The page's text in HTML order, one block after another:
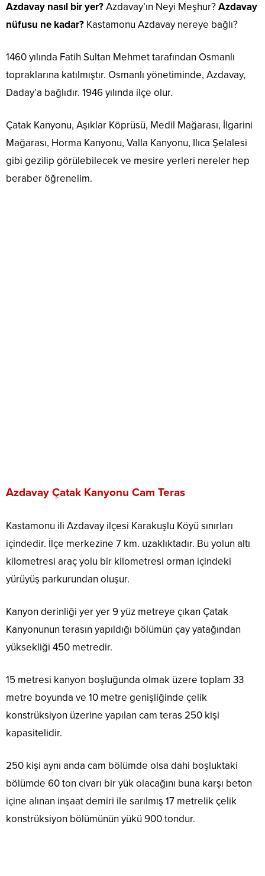
Azdavay nasıl bir yer?Azdavay’ın Neyi Meşhur?Azdavay
nüfusu ne kadar? Kastamonu Azdavay nereye bağlı?
1460 yılında Fatih Sultan Mehmet tarafından Osmanlı
topraklarına katılmıştır. Osmanlı yönetiminde, Azdavay,
Daday’a bağlıdır. 1946 yılında ilçe olur.
Çatak Kanyonu, Aşıklar Köprüsü, Medil Mağarası, İlgarini
Mağarası, Horma Kanyonu, Valla Kanyonu, Ilıca Şelalesi
gibi gezilip görülebilecek ve mesire yerleri nereler hep
beraber öğrenelim.
Azdavay Çatak Kanyonu Cam Teras
Kastamonu ili Azdavay ilçesi Karakuşlu Köyü sınırları
içindedir. İlçe merkezine 7 km. uzaklıktadır. Bu yolun altı
kilometresi araç yolu bir kilometresi orman içindeki
yürüyüş parkurundan oluşur.
Kanyon derinliği yer yer 9 yüz metreye çıkan Çatak
Kanyonunun terasın yapıldığı bölümün çay yatağından
yüksekliği 450 metredir.
15 metresi kanyon boşluğunda olmak üzere toplam 33
metre boyunda ve 10 metre genişliğinde çelik
konstrüksiyon üzerine yapılan cam teras 250 kişi
kapasitelidir.
250 kişi aynı anda cam bölümde olsa dahi boşluktaki
bölümde 60 ton civarı bir yük olacağını buna karşı beton
içine alınan inşaat demiri ile sarılmış 17 metrelik çelik
konstrüksiyon bölümünün yükü 900 tondur.